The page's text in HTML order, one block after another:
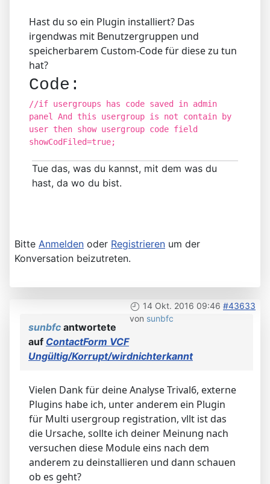
Hast du so ein Plugin installiert? Das
irgendwas mit Benutzergruppen und
speicherbarem Custom-Code für diese zu tun
hat?
Code:
//if usergroups has code saved in admin
panel And this usergroup is not contain by
user then show usergroup code field
showCodFiled=true;
Tue das, was du kannst, mit dem was du
hast, da wo du bist.
Bitte Anmelden oder Registrieren um der
Konversation beizutreten.
14 Okt. 2016 09:46 #43633
von sunbfc
sunbfc antwortete
auf ContactForm VCF
Ungültig/Korrupt/wirdnichterkannt
Vielen Dank für deine Analyse Trival6, externe
Plugins habe ich, unter anderem ein Plugin
für Multi usergroup registration, vllt ist das
die Ursache, sollte ich deiner Meinung nach
versuchen diese Module eins nach dem
anderem zu deinstallieren und dann schauen
ob es geht?